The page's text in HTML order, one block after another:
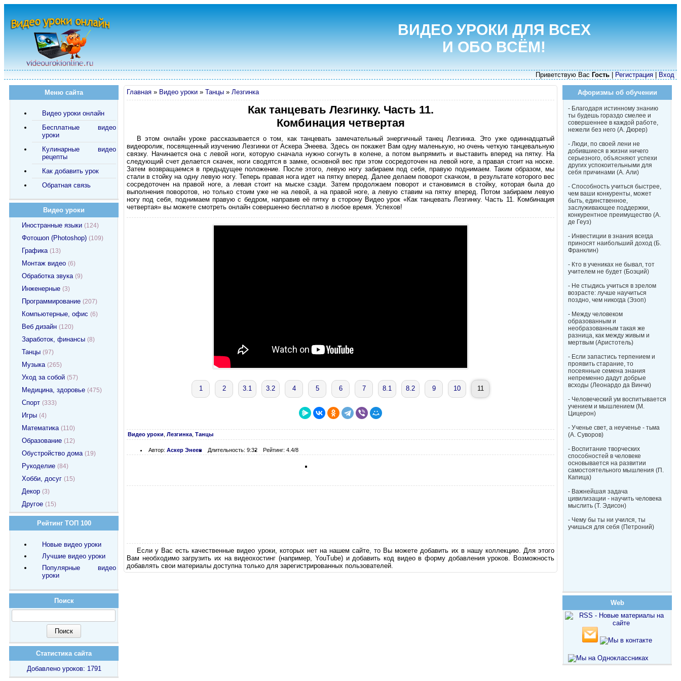
ВИДЕО УРОКИ ДЛЯ ВСЕХ
И ОБО ВСЁМ!
Приветствую Вас Гость Регистрация Вход
Главная » Видео уроки » Танцы » Лезгинка
Как танцевать Лезгинку. Часть 11.
Комбинация четвертая
В этом онлайн уроке рассказывается о том, как танцевать замечательный энергичный танец Лезгинка. Это уже одиннадцатый
видеоролик, посвященный изучению Лезгинки от Аскера Энеева. Здесь он покажет Вам одну маленькую, но очень четкую танцевальную
связку. Начинается она с левой ноги, которую сначала нужно согнуть в колене, а потом выпрямить и выставить вперед на пятку. На
следующий счет делается скачек, ноги сводятся в замке, основной вес при этом сосредоточен на левой ноге, а правая стоит на носке.
Затем возвращаемся в предыдущее положение. После этого, левую ногу забираем под себя, правую поднимаем. Таким образом, мы
стали в стойку на одну левую ногу. Теперь правая нога идет на пятку вперед. Далее делаем поворот скачком, в результате которого вес
сосредоточен на правой ноге, а левая стоит на мыске сзади. Затем продолжаем поворот и становимся в стойку, которая была до
выполнения поворотов, но только стоим уже не на левой, а на правой ноге, а левую ставим на пятку вперед. Потом забираем левую
ногу под себя, поднимаем правую с бедром, направив её пятку в сторону Видео урок «Как танцевать Лезгинку. Часть 11. Комбинация
четвертая» вы можете смотреть онлайн совершенно бесплатно в любое время. Успехов!
1 2 3.1 3.2 4 5 6 7 8.1 8.2 9 10 11
Видео уроки Лезгинка Танцы
Автор: Аскер Энеев Длительность: 9:32 Рейтинг: 4.4/8
Если у Вас есть качественные видео уроки, которых нет на нашем сайте, то Вы можете добавить их в нашу коллекцию. Для этого
Вам необходимо загрузить их на видеохостинг (например, YouTube) и добавить код видео в форму добавления уроков. Возможность
добавлять свои материалы доступна только для зарегистрированных пользователей.
Меню сайта
Видео уроки онлайн
Бесплатные видео
уроки
Кулинарные видео
рецепты
Как добавить урок
Обратная связь
Видео уроки
Иностранные языки (124)
Фотошоп (Photoshop) (109)
Графика (13)
Монтаж видео (6)
Обработка звука (9)
Инженерные (3)
Программирование (207)
Компьютерные, офис (6)
Веб дизайн (120)
Заработок, финансы (8)
Танцы (97)
Музыка (265)
Уход за собой (57)
Медицина, здоровье (475)
Спорт (333)
Игры (4)
Математика (110)
Образование (12)
Обустройство дома (19)
Рукоделие (84)
Хобби, досуг (15)
Декор (3)
Другое (15)
Рейтинг ТОП 100
Новые видео уроки
Лучшие видео уроки
Популярные видео
уроки
Поиск
Статистика сайта
Добавлено уроков: 1791
Афоризмы об обучении
- Благодаря истинному знанию
ты будешь гораздо смелее и
совершеннее в каждой работе,
нежели без него (А. Дюрер)
- Люди, по своей лени не
добившиеся в жизни ничего
серьезного, объясняют успехи
других успокоительными для
себя причинами (А. Али)
- Способность учиться быстрее,
чем ваши конкуренты, может
быть, единственное,
заслуживающее поддержки,
конкурентное преимущество (А.
де Геуз)
- Инвестиции в знания всегда
приносят наибольший доход (Б.
Франклин)
- Кто в учениках не бывал, тот
учителем не будет (Боэций)
- Не стыдись учиться в зрелом
возрасте: лучше научиться
поздно, чем никогда (Эзоп)
- Между человеком
образованным и
необразованным такая же
разница, как между живым и
мертвым (Аристотель)
- Если запастись терпением и
проявить старание, то
посеянные семена знания
непременно дадут добрые
всходы (Леонардо да Винчи)
- Человеческий ум воспитывается
учением и мышлением (М.
Цицерон)
- Ученье свет, а неученье - тьма
(А. Суворов)
- Воспитание творческих
способностей в человеке
основывается на развитии
самостоятельного мышления (П.
Капица)
- Важнейшая задача
цивилизации - научить человека
мыслить (Т. Эдисон)
- Чему бы ты ни учился, ты
учишься для себя (Петроний)
Web